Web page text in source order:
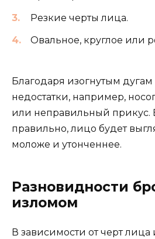
Резкие черты лица.
Овальное, круглое или
Благодаря изогнутым
недостатки, например,
или неправильный прикус.
правильно, лицо будет
моложе и утонченнее.
Разновидности
изломом
В зависимости от черт